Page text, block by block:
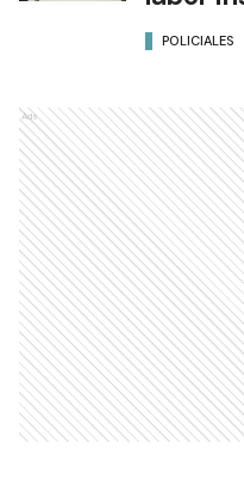
POLICIALES
Ads